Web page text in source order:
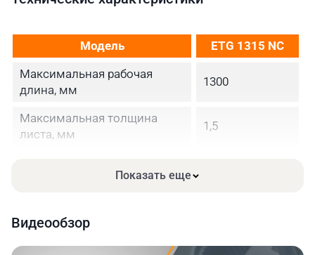
Модель
ETG 1315 NC
Максимальная рабочая
длина, мм
1300
Максимальная толщина
листа, мм
1,5
Задний упор, мм
Высота стола, мм
720
Показать еще
Видеообзор